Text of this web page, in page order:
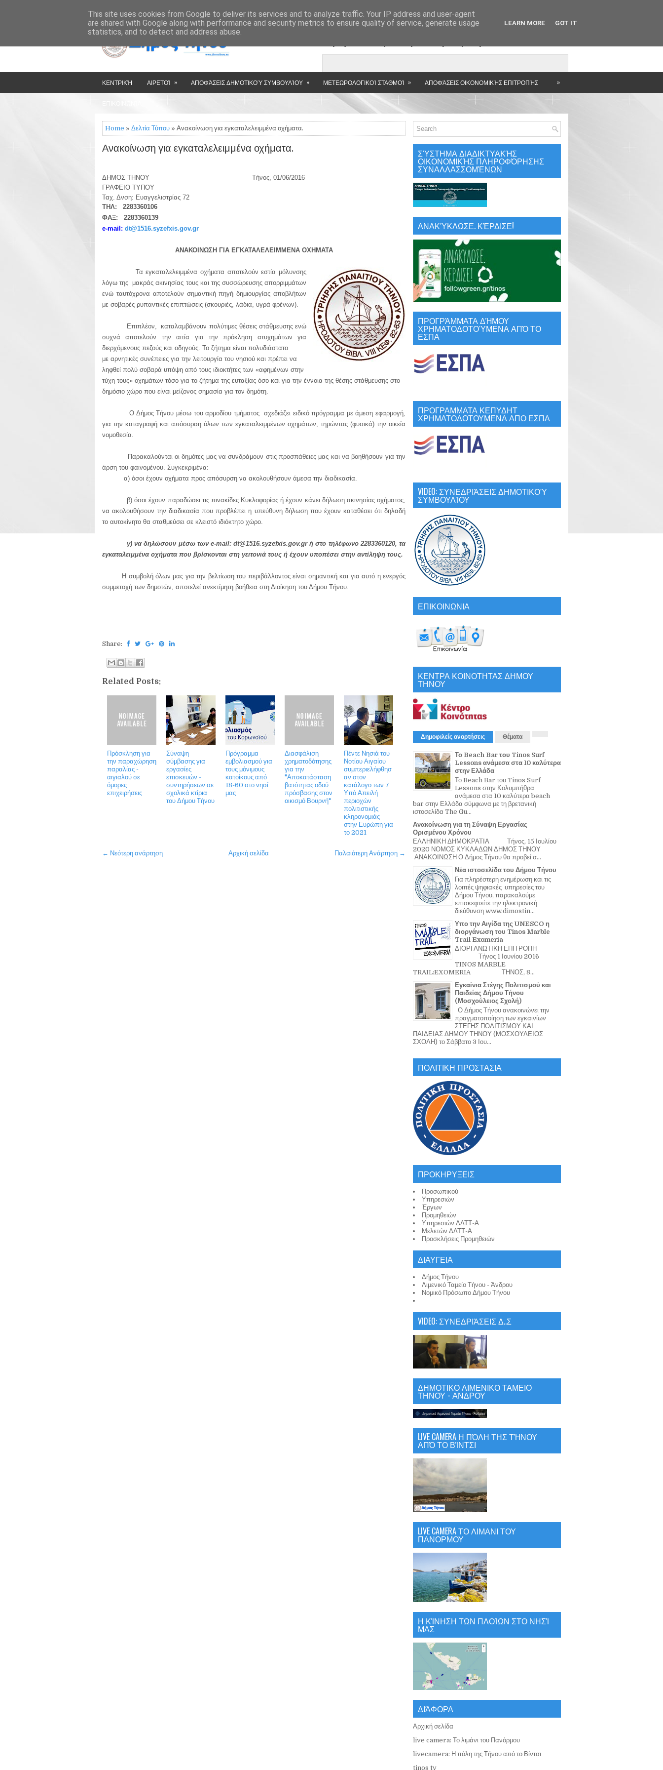
HOME ΔΉΜΟΣ ΤΉΝΟΥ » » »
ΚΕΝΤΡΙΚΉ ΑΙΡΕΤΟΊ » ΑΠΟΦΆΣΕΙΣ ΔΗΜΟΤΙΚΟΎ ΣΥΜΒΟΥΛΊΟΥ » ΜΕΤΕΩΡΟΛΟΓΙΚΟΊ ΣΤΑΘΜΟΊ » ΑΠΟΦΆΣΕΙΣ ΟΙΚΟΝΟΜΙΚΉΣ ΕΠΙΤΡΟΠΉΣ »
Home » Δελτία Τύπου » Ανακοίνωση για εγκαταλελειμμένα οχήματα.
Ανακοίνωση για εγκαταλελειμμένα οχήματα.
ΔΗΜΟΣ ΤΗΝΟΥ Τήνος, 01/06/2016
ΓΡΑΦΕΙΟ ΤΥΠΟΥ
Ταχ. Δνση: Ευαγγελιστρίας 72
ΤΗΛ: 2283360106
ΦΑΞ: 2283360139
e-mail: dt@1516.syzefxis.gov.gr
ΑΝΑΚΟΙΝΩΣΗ ΓΙΑ ΕΓΚΑΤΑΛΕΛΕΙΜΜΕΝΑ ΟΧΗΜΑΤΑ
Τα εγκαταλελειμμένα οχήματα αποτελούν εστία μόλυνσης
λόγω της μακράς ακινησίας τους και της συσσώρευσης απορριμμάτων
ενώ ταυτόχρονα αποτελούν σημαντική πηγή δημιουργίας αποβλήτων
με σοβαρές ρυπαντικές επιπτώσεις (σκουριές, λάδια, υγρά φρένων).
Επιπλέον, καταλαμβάνουν πολύτιμες θέσεις στάθμευσης ενώ
συχνά αποτελούν την αιτία για την πρόκληση ατυχημάτων για
διερχόμενους πεζούς και οδηγούς. Το ζήτημα είναι πολυδιάστατο
με αρνητικές συνέπειες για την λειτουργία του νησιού και πρέπει να
ληφθεί πολύ σοβαρά υπόψη από τους ιδιοκτήτες των «αφημένων στην
τύχη τους» οχημάτων τόσο για το ζήτημα της ευταξίας όσο και για την έννοια της θέσης στάθμευσης στο
δημόσιο χώρο που είναι μείζονος σημασία για τον δημότη.
Ο Δήμος Τήνου μέσω του αρμοδίου τμήματος σχεδιάζει ειδικό πρόγραμμα με άμεση εφαρμογή,
για την καταγραφή και απόσυρση όλων των εγκαταλειμμένων οχημάτων, τηρώντας (φυσικά) την οικεία
νομοθεσία.
Παρακαλούνται οι δημότες μας να συνδράμουν στις προσπάθειες μας και να βοηθήσουν για την
άρση του φαινομένου. Συγκεκριμένα:
α) όσοι έχουν οχήματα προς απόσυρση να ακολουθήσουν άμεσα την διαδικασία.
β) όσοι έχουν παραδώσει τις πινακίδες Κυκλοφορίας ή έχουν κάνει δήλωση ακινησίας οχήματος,
να ακολουθήσουν την διαδικασία που προβλέπει η υπεύθυνη δήλωση που έχουν καταθέσει ότι δηλαδή
το αυτοκίνητο θα σταθμεύσει σε κλειστό ιδιόκτητο χώρο.
γ) να δηλώσουν μέσω των e-mail: dt@1516.syzefxis.gov.gr ή στο τηλέφωνο 2283360120, τα
εγκαταλειμμένα οχήματα που βρίσκονται στη γειτονιά τους ή έχουν υποπέσει στην αντίληψη τους.
Η συμβολή όλων μας για την βελτίωση του περιβάλλοντος είναι σημαντική και για αυτό η ενεργός
συμμετοχή των δημοτών, αποτελεί ανεκτίμητη βοήθεια στη Διοίκηση του Δήμου Τήνου.
Share:
Related Posts:
Πρόσκληση για
την παραχώρηση
παραλίας -
αιγιαλού σε
όμορες
επιχειρήσεις
Σύναψη
σύμβασης για
εργασίες
επισκευών -
συντηρήσεων σε
σχολικά κτίρια
του Δήμου Τήνου
Πρόγραμμα
εμβολιασμού για
τους μόνιμους
κατοίκους από
18-60 στο νησί
μας
Διασφάλιση
χρηματοδότησης
για την
"Αποκατάσταση
βατότητας οδού
πρόσβασης στον
οικισμό Βουρνή"
Πέντε Νησιά του
Νοτίου Αιγαίου
συμπεριελήφθησ
αν στον
κατάλογο των 7
Υπό Απειλή
περιοχών
πολιτιστικής
κληρονομιάς
στην Ευρώπη για
το 2021
← Νεότερη ανάρτηση Παλαιότερη Ανάρτηση →
Αρχική σελίδα
ΣΎΣΤΗΜΑ ΔΙΑΔΙΚΤΥΑΚΉΣ
ΟΙΚΟΝΟΜΙΚΉΣ ΠΛΗΡΟΦΌΡΗΣΗΣ
ΣΥΝΑΛΛΑΣΣΟΜΈΝΩΝ
ΑΝΑΚΎΚΛΩΣΕ. ΚΈΡΔΙΣΕ!
ΠΡΟΓΡΆΜΜΑΤΑ ΔΉΜΟΥ
ΧΡΗΜΑΤΟΔΟΤΟΎΜΕΝΑ ΑΠΌ ΤΟ
ΕΣΠΑ
ΠΡΟΓΡΑΜΜΑΤΑ ΚΕΠΥΔΗΤ
ΧΡΗΜΑΤΟΔΟΤΟΥΜΕΝΑ ΑΠΟ ΕΣΠΑ
VIDEO: ΣΥΝΕΔΡΙΆΣΕΙΣ ΔΗΜΟΤΙΚΟΎ
ΣΥΜΒΟΥΛΊΟΥ
ΕΠΙΚΟΙΝΩΝΙΑ
ΚΕΝΤΡΑ ΚΟΙΝΟΤΗΤΑΣ ΔΗΜΟΥ
ΤΗΝΟΥ
Δημοφιλείς αναρτήσεις Θέματα
Το Beach Bar του Tinos Surf
Lessons ανάμεσα στα 10 καλύτερα
στην Ελλάδα
Το Beach Bar του Tinos Surf
Lessons στην Κολυμπήθρα
ανάμεσα στα 10 καλύτερα beach
bar στην Ελλάδα σύμφωνα με τη βρετανική
ιστοσελίδα The Gu...
Ανακοίνωση για τη Σύναψη Εργασίας
Ορισμένου Χρόνου
ΕΛΛΗΝΙΚΗ ΔΗΜΟΚΡΑΤΙΑ Τήνος, 15 Ιουλίου
2020 ΝΟΜΟΣ ΚΥΚΛΑΔΩΝ ΔΗΜΟΣ ΤΗΝΟΥ
ΑΝΑΚΟΙΝΩΣΗ Ο Δήμος Τήνου θα προβεί σ...
Νέα ιστοσελίδα του Δήμου Τήνου
Για πληρέστερη ενημέρωση και τις
λοιπές ψηφιακές υπηρεσίες του
Δήμου Τήνου, παρακαλούμε
επισκεφτείτε την ηλεκτρονική
διεύθυνση www.dimostin...
Υπο την Αιγίδα της UNESCO η
διοργάνωση του Tinos Marble
Trail Exomeria
ΔΙΟΡΓΑΝΩΤΙΚΗ ΕΠΙΤΡΟΠΗ
Τήνος 1 Ιουνίου 2016
TINOS MARBLE
TRAIL:EXOMERIA ΤΗΝΟΣ, 8...
Εγκαίνια Στέγης Πολιτισμού και
Παιδείας Δήμου Τήνου
(Μοσχούλειος Σχολή)
Ο Δήμος Τήνου ανακοινώνει την
πραγματοποίηση των εγκαινίων
ΣΤΕΓΗΣ ΠΟΛΙΤΙΣΜΟΥ ΚΑΙ
ΠΑΙΔΕΙΑΣ ΔΗΜΟΥ ΤΗΝΟΥ (ΜΟΣΧΟΥΛΕΙΟΣ
ΣΧΟΛΗ) το Σάββατο 3 Ιου...
ΠΟΛΙΤΙΚΗ ΠΡΟΣΤΑΣΙΑ
ΠΡΟΚΗΡΥΞΕΙΣ
Προσωπικού
Υπηρεσιών
Έργων
Προμηθειών
Υπηρεσιών ΔΛΤΤ-Α
Μελετών ΔΛΤΤ-Α
Προσκλήσεις Προμηθειών
ΔΙΑΥΓΕΙΑ
Δήμος Τήνου
Λιμενικό Ταμείο Τήνου - Άνδρου
Νομικό Πρόσωπο Δήμου Τήνου
VIDEO: ΣΥΝΕΔΡΙΆΣΕΙΣ Δ..Σ
ΔΗΜΟΤΙΚΟ ΛΙΜΕΝΙΚΟ ΤΑΜΕΙΟ
ΤΗΝΟΥ - ΑΝΔΡΟΥ
LIVE CAMERA Η ΠΌΛΗ ΤΗΣ ΤΉΝΟΥ
ΑΠΌ ΤΟ ΒΊΝΤΣΙ
LIVE CAMERA ΤΟ ΛΙΜΑΝΙ ΤΟΥ
ΠΑΝΟΡΜΟΥ
Η ΚΊΝΗΣΗ ΤΩΝ ΠΛΟΊΩΝ ΣΤΟ ΝΗΣΊ
ΜΑΣ
ΔΙΆΦΟΡΑ
Αρχική σελίδα
live camera: Το λιμάνι του Πανόρμου
livecamera: Η πόλη της Τήνου από το Βίντσι
tinos tv
This site uses cookies from Google to deliver its services and to analyze traffic. Your IP address and user-agent
are shared with Google along with performance and security metrics to ensure quality of service, generate usage
statistics, and to detect and address abuse.
LEARN MORE GOT IT